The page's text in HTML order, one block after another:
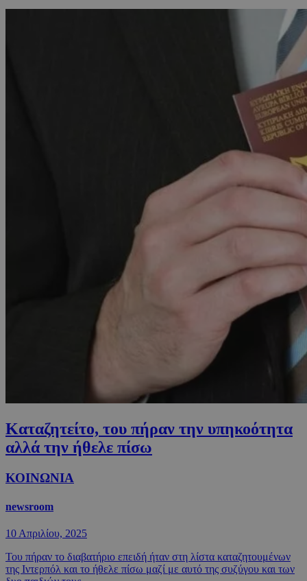
Καταζητείτο, του πήραν την υπηκοότητα
αλλά την ήθελε πίσω
ΚΟΙΝΩΝΙΑ
newsroom
10 Απριλίου, 2025
Του πήραν το διαβατήριο επειδή ήταν στη λίστα καταζητουμένων
της Ιντερπόλ και το ήθελε πίσω μαζί με αυτό της συζύγου και των